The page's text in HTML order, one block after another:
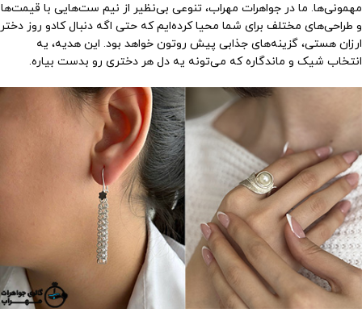
مهمونی‌ها. ما در جواهرات مهراب، تنوعی بی‌نظیر از نیم ست‌هایی با قیمت‌ها
و طراحی‌های مختلف برای شما محیا کرده‌ایم که حتی اگه دنبال کادو روز دختر
ارزان هستی، گزینه‌های جذابی پیش روتون خواهد بود. این هدیه، یه
انتخاب شیک و ماندگاره که می‌تونه یه دل هر دختری رو بدست بیاره.